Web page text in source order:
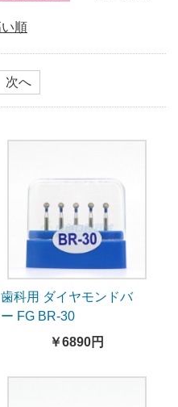
順
次へ
歯科用 ダイヤモンドバ
ー FG BR-30
￥6890円